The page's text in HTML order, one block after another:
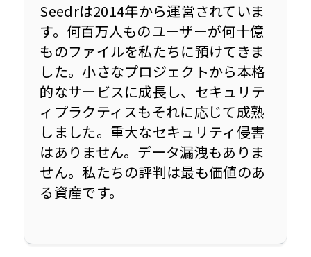
Seedrは2014年から運営されていま
す。何百万人ものユーザーが何十億
ものファイルを私たちに預けてきま
した。小さなプロジェクトから本格
的なサービスに成長し、セキュリテ
ィプラクティスもそれに応じて成熟
しました。重大なセキュリティ侵害
はありません。データ漏洩もありま
せん。私たちの評判は最も価値のあ
る資産です。